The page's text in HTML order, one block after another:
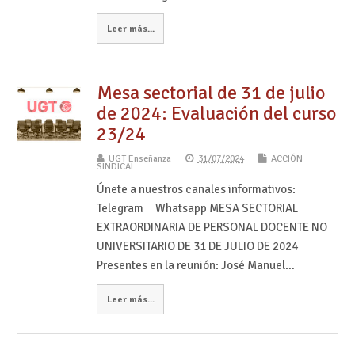
Leer más...
Mesa sectorial de 31 de julio
de 2024: Evaluación del curso
23/24
UGT Enseñanza 31/07/2024 ACCIÓN
SINDICAL
Únete a nuestros canales informativos:
Telegram Whatsapp MESA SECTORIAL
EXTRAORDINARIA DE PERSONAL DOCENTE NO
UNIVERSITARIO DE 31 DE JULIO DE 2024
Presentes en la reunión: José Manuel…
Leer más...